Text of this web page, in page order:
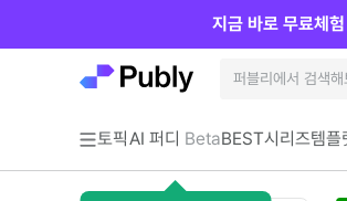
토픽AI 퍼디 BetaBEST시리즈템플
지금 바로 무료체